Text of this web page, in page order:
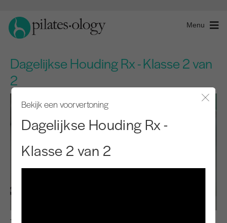
Menu
Dagelijkse Houding Rx - Klasse 2 van
2
Bekijk een voorvertoning
Dagelijkse Houding Rx -
Klasse 2 van 2